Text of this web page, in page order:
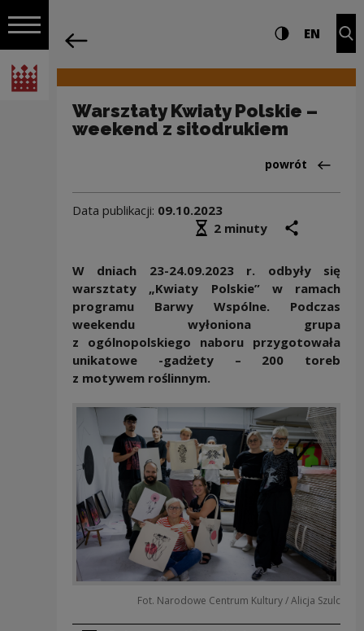
Włącz nawigację
Narodowe Centrum Kultury
Nawigacja Ustawienia i Wysoki
EN
Warsztaty Kwiaty Polskie –
weekend z sitodrukiem
Powrót
powrót
Data publikacji: 09.10.2023
Średni czas czytania
2 minuty
W dniach 23-24.09.2023 r. odbyły się
warsztaty „Kwiaty Polskie” w ramach
programu Barwy Wspólne. Podczas
weekendu wyłoniona grupa
z ogólnopolskiego naboru przygotowała
unikatowe -gadżety – 200 toreb
z motywem roślinnym.
Fot. Narodowe Centrum Kultury / Alicja Szulc